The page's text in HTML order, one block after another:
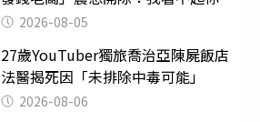
2026-08-05
27歲YouTuber獨旅喬治亞陳屍飯店
法醫揭死因「未排除中毒可能」
2026-08-06